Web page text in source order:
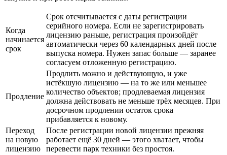
Когда
начинается
срок
Срок отсчитывается с даты регистрации
серийного номера. Если не зарегистрировать
лицензию раньше, регистрация произойдёт
автоматически через 60 календарных дней после
выпуска номера. Нужен запас больше — заранее
согласуем отложенную регистрацию.
Продление
Продлить можно и действующую, и уже
истёкшую лицензию — на то же или меньшее
количество объектов; продлеваемая лицензия
должна действовать не меньше трёх месяцев. При
досрочном продлении остаток срока
прибавляется к новому.
Переход
на новую
лицензию
После регистрации новой лицензии прежняя
работает ещё 30 дней — этого хватает, чтобы
перевести парк техники без простоя.